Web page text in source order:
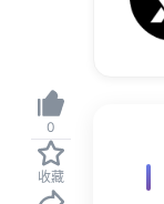
0
收藏